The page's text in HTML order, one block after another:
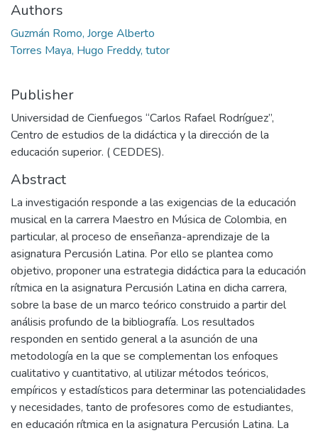
Authors
Guzmán Romo, Jorge Alberto
Torres Maya, Hugo Freddy, tutor
Publisher
Universidad de Cienfuegos “Carlos Rafael Rodríguez”,
Centro de estudios de la didáctica y la dirección de la
educación superior. ( CEDDES).
Abstract
La investigación responde a las exigencias de la educación
musical en la carrera Maestro en Música de Colombia, en
particular, al proceso de enseñanza-aprendizaje de la
asignatura Percusión Latina. Por ello se plantea como
objetivo, proponer una estrategia didáctica para la educación
rítmica en la asignatura Percusión Latina en dicha carrera,
sobre la base de un marco teórico construido a partir del
análisis profundo de la bibliografía. Los resultados
responden en sentido general a la asunción de una
metodología en la que se complementan los enfoques
cualitativo y cuantitativo, al utilizar métodos teóricos,
empíricos y estadísticos para determinar las potencialidades
y necesidades, tanto de profesores como de estudiantes,
en educación rítmica en la asignatura Percusión Latina. La